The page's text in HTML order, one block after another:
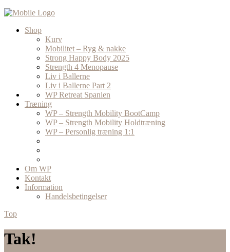
Shop
Kurv
Mobilitet – Ryg & nakke
Strong Happy Body 2025
Strength 4 Menopause
Liv i Ballerne
Liv i Ballerne Part 2
WP Retreat Spanien
Træning
WP – Strength Mobility BootCamp
WP – Strength Mobility Holdtræning
WP – Personlig træning 1:1
Om WP
Kontakt
Information
Handelsbetingelser
Top
Tak!